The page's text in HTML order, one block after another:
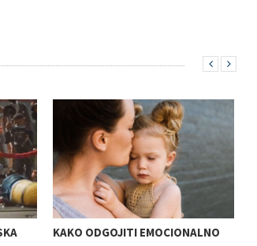
KAKO ODGOJITI EMOCIONALNO